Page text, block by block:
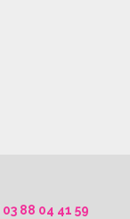
03 88 04 41 59